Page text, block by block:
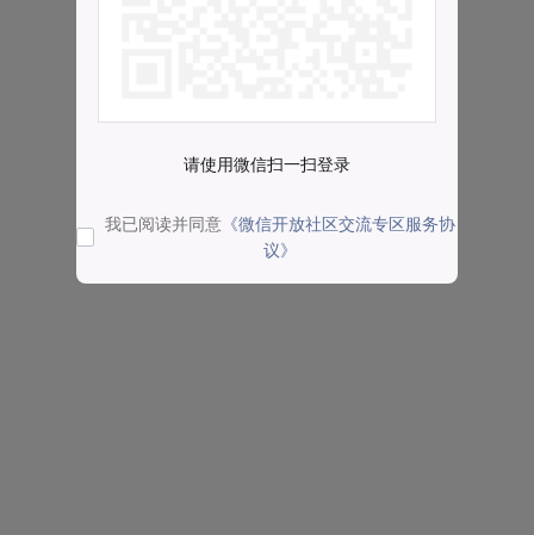
请使用微信扫一扫登录
我已阅读并同意 《微信开放社区交流专区服务协
议》